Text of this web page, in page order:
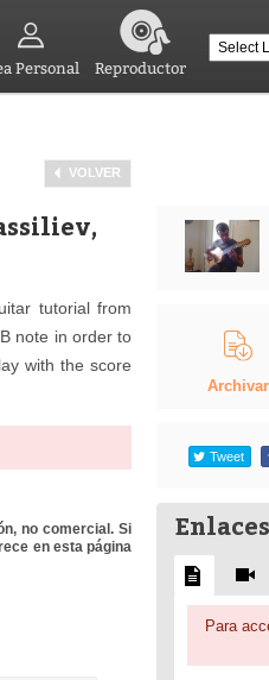
Personal Reproductor
VOLVER
tutorial from
note in order to
with the score
no comercial. Si
en esta página
Archivar
Tweet
Para